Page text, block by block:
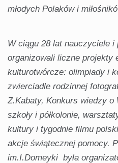
młodych Polaków i
W ciągu 28 lat nauczyciele i
organizowali liczne projekty
kulturotwórcze: olimpiady i
zwierciadle rodzinnej
Z.Kabaty, Konkurs wiedzy
szkoły i półkolonie,
kultury i tygodnie filmu
akcje świątecznej pomocy.
im.I.Domeyki była